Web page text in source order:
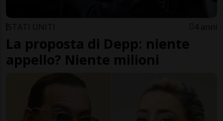
STATI UNITI 4 anni
La proposta di Depp: niente
appello? Niente milioni